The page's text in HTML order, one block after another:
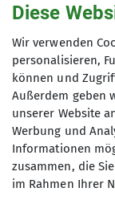
Geist
werden
Kräfte
sowie
0157 72001962
Anmeldung
11.02.2023
Diese
Wir verwenden
personalisieren,
können und
Außerdem geben
unserer Website
Werbung und
Informationen
zusammen, die
im Rahmen Ihrer